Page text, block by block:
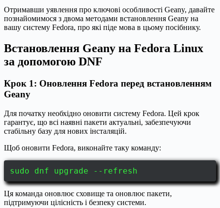
Отримавши уявлення про ключові особливості Geany, давайте
познайомимося з двома методами встановлення Geany на
вашу систему Fedora, про які піде мова в цьому посібнику.
Встановлення Geany на Fedora Linux
за допомогою DNF
Крок 1: Оновлення Fedora перед встановленням
Geany
Для початку необхідно оновити систему Fedora. Цей крок
гарантує, що всі наявні пакети актуальні, забезпечуючи
стабільну базу для нових інсталяцій.
Щоб оновити Fedora, виконайте таку команду:
sudo dnf upgrade --refresh
Ця команда оновлює сховище та оновлює пакети,
підтримуючи цілісність і безпеку системи.